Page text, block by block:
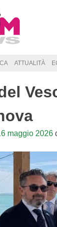
ATTUALITÀ
maggio 2026